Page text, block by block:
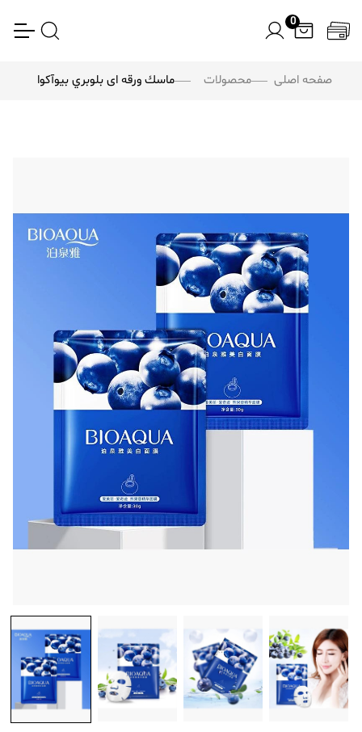
0
صفحه اصلی محصولات ماسك ورقه ای بلوبري بيوآكوا